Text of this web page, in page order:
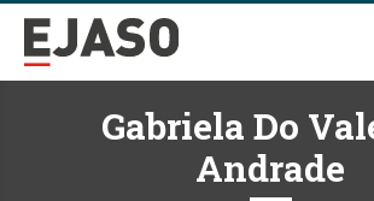
Gabriela Do
Andrade